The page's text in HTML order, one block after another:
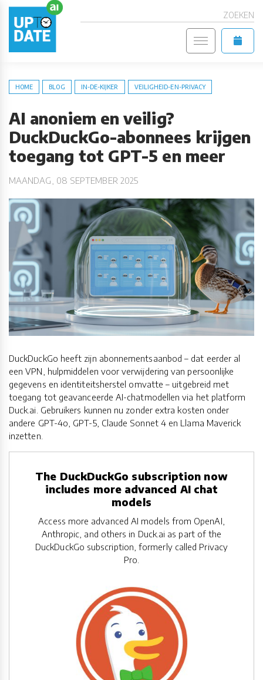
ZOEKEN
HOME BLOG IN-DE-KIJKER VEILIGHEID-EN-PRIVACY
AI anoniem en veilig?
DuckDuckGo-abonnees krijgen
toegang tot GPT-5 en meer
MAANDAG, 08 SEPTEMBER 2025
DuckDuckGo heeft zijn abonnementsaanbod – dat eerder al
een VPN, hulpmiddelen voor verwijdering van persoonlijke
gegevens en identiteitsherstel omvatte – uitgebreid met
toegang tot geavanceerde AI-chatmodellen via het platform
Duck.ai. Gebruikers kunnen nu zonder extra kosten onder
andere GPT-4o, GPT-5, Claude Sonnet 4 en Llama Maverick
inzetten.
The DuckDuckGo subscription now
includes more advanced AI chat
models
Access more advanced AI models from OpenAI,
Anthropic, and others in Duck.ai as part of the
DuckDuckGo subscription, formerly called Privacy
Pro.